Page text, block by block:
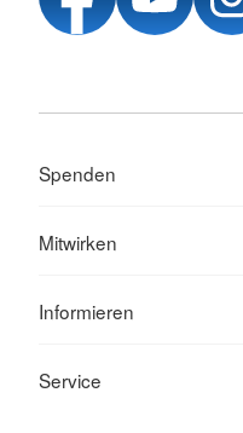
Spenden
Mitwirken
Informieren
Service